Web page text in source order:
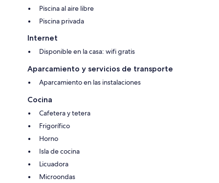
Piscina al aire libre
Piscina privada
Internet
Disponible en la casa: wifi gratis
Aparcamiento y servicios de transporte
Aparcamiento en las instalaciones
Cocina
Cafetera y tetera
Frigorífico
Horno
Isla de cocina
Licuadora
Microondas